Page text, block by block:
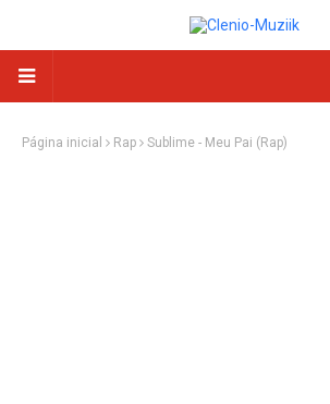
Página inicial Rap Sublime - Meu Pai (Rap)